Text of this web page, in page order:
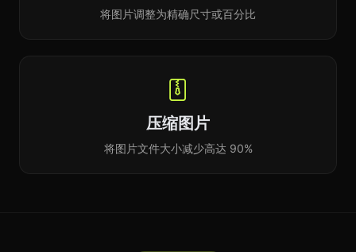
将图片调整为精确尺寸或百分比
压缩图片
将图片文件大小减少高达 90%